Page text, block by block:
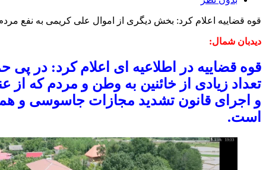
قوه قضاییه اعلام کرد: بخش دیگری از اموال علی کریمی به نفع
دیدبان شمال:
قوه قضاییه در اطلاعیه ای اعلام کرد: در
تعداد زیادی از خائنین به وطن و مردم که
و اجرای قانون تشدید مجازات جاسوسی و
است.